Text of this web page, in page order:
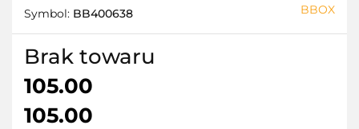
Symbol: BB400638 BBOX
Brak towaru
105.00
105.00